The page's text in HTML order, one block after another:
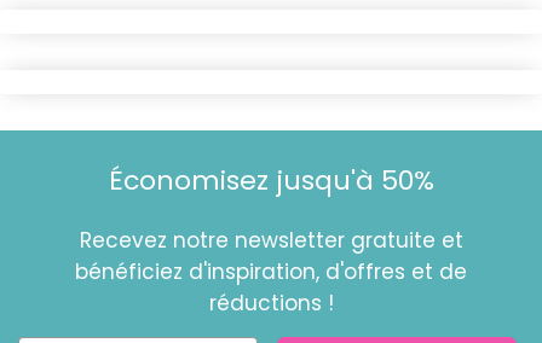
Économisez jusqu'à 50%
Recevez notre newsletter gratuite et
bénéficiez d'inspiration, d'offres et de
réductions !